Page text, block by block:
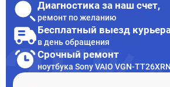
Диагностика за наш счет,
ремонт по желанию
Бесплатный выезд
в день обращения
Срочный ремонт
ноутбука Sony VAIO VGN-